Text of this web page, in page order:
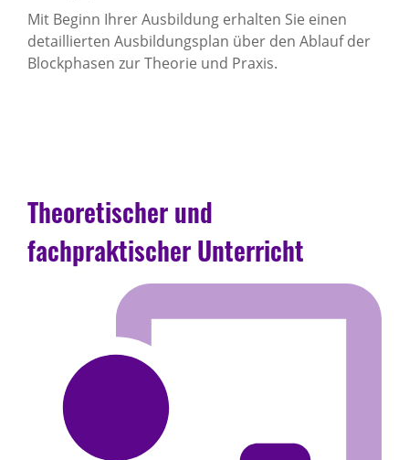
Mit Beginn Ihrer Ausbildung erhalten Sie einen
detaillierten Ausbildungsplan über den Ablauf der
Blockphasen zur Theorie und Praxis.
Theoretischer und
fachpraktischer Unterricht